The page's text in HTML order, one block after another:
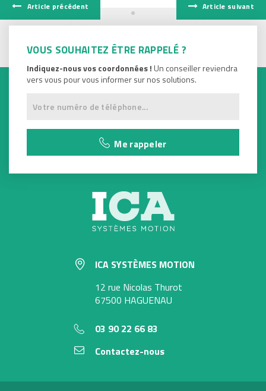
Article précédent Article suivant
VOUS SOUHAITEZ ÊTRE RAPPELÉ ?
Indiquez-nous vos coordonnées ! Un conseiller reviendra
vers vous pour vous informer sur nos solutions.
Me rappeler
ICA SYSTÈMES MOTION
12 rue Nicolas Thurot
67500 HAGUENAU
03 90 22 66 83
Contactez-nous